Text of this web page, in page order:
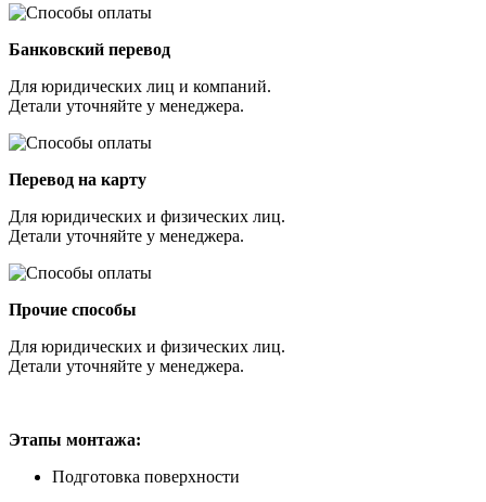
Банковский перевод
Для юридических лиц и компаний.
Детали уточняйте у менеджера.
Перевод на карту
Для юридических и физических лиц.
Детали уточняйте у менеджера.
Прочие способы
Для юридических и физических лиц.
Детали уточняйте у менеджера.
Этапы монтажа:
Подготовка поверхности